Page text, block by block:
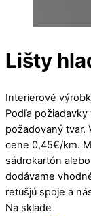
Lišty
Interierové
Podľa
požadovaný tvar.
cene 0,45€/km.
sádrokartón
dodávame
retušjú spoje a
Na sklade